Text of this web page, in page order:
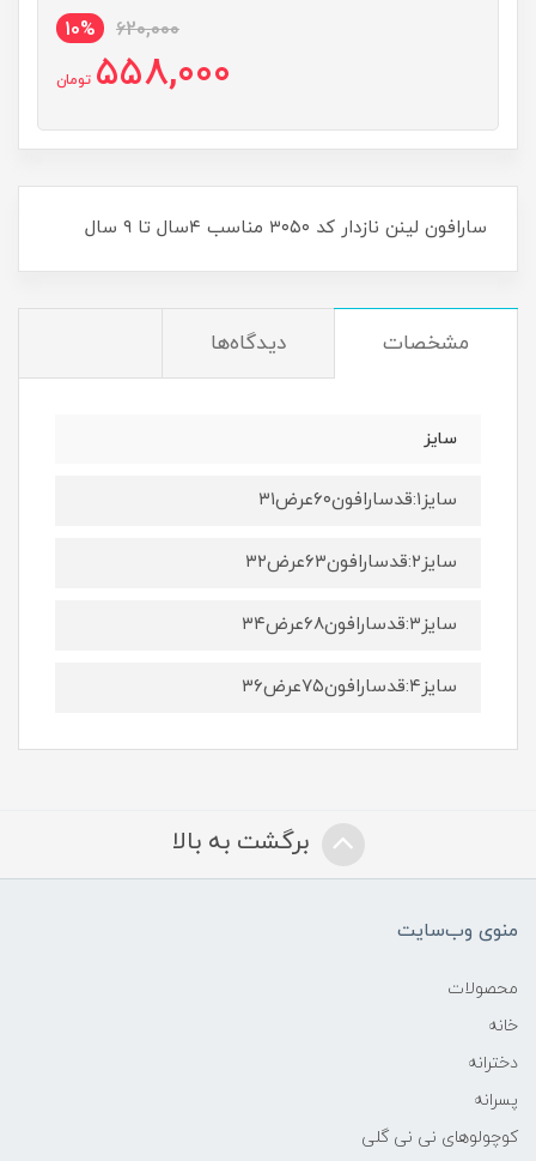
620,000
10%
558,000 تومان
سارافون لینن نازدار کد ۳۰۵۰ مناسب ۴سال تا ۹ سال
مشخصات دیدگاه‌ها
سایز
سایز۱:قدسارافون۶۰عرض۳۱
سایز۲:قدسارافون۶۳عرض۳۲
سایز۳:قدسارافون۶۸عرض۳۴
سایز۴:قدسارافون۷۵عرض۳۶
برگشت به بالا
منوی وب‌سایت
محصولات
خانه
دخترانه
پسرانه
کوچولوهای نی نی گلی